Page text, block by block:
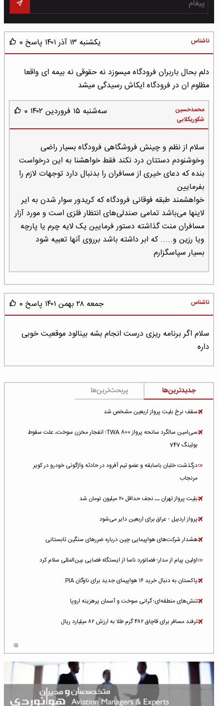
ناشناس یکشنبه ۱۳ آذر ۱۴۰۱ پاسخ 0
دلم بحال باربران فرودگاه میسوزد نه حقوقی نه بیمه ای واقعا
مظلوم ان در فرودگاه ایکاش رسیدگی میشد
محمدحسین
شکوریکلابی
سه‌شنبه ۱۵ فروردین ۱۴۰۲ 0
سلام از نظم و چینش فروشگاهی فرودگاه بسیار راضی
وخوشنودم دستتان درد نکند فقط خواهشنا به این درخواست
بنده که دعای خیری از مسافران را بدنبال دارد توجهات لازم را
بفرمایین
خواهشمند طبقه فوقانی فرودگاه که کریدور سوار شدن به ایر
لاینها می‌باشد تمامی صندلی‌های انتظار فلزی است و مورد آزار
مسافران منت گذاشته دستور فرمایین یک لایه چرم یا پارچه
ویا رزین و..... که ابر داشته باشد برروی آنها تعبیه شود
بسیار سپاسگزارم
ناشناس جمعه ۲۸ بهمن ۱۴۰۱ پاسخ 0
سلام اگر برنامه ریزی درست انجام بشه بینالود موقعیت خوبی
داره
جدیدترین‌ها پربحث‌ترین‌ها
سقف نرخ بلیت پرواز اربعین مشخص شد
سی‌امین سالگرد سانحه پرواز TWA 800؛ انفجار مخزن سوخت، علت سقوط
بوئینگ 747
درگذشت خلبان باسابقه و عضو تیم آفرود در حادثه واژگونی خودرو در کویر
مرنجاب
بلیت پرواز تهران ــ نجف حداقل ۲۰ میلیون تومان شد
پرواز اردبیل - عراق برای اربعین دایر می‌شود
هشدار شرکت‌های هواپیمایی چین درباره ضررهای سنگین تابستانی
اولین پیام از مدار؛ فضانورد ناسا از ایستگاه فضایی بین‌المللی سلام کرد
پاکستان به دنبال خرید ۱۶ هواپیمای جدید برای ناوگان PIA
تنش‌های منطقه‌ای؛ گرانی سوخت و آسمان پرهزینه اروپا
ترفند مسافر برای قاچاق ۴۸۲ گرم طلا به ارزش ۸۲ میلیارد ریال
شلوغ‌ترین فرودگاه‌های اروپا در ۲۰۲۵: لندن، استانبول و پاریس
پخش زنده پرواز سیزدهم موشک استارشیپ اسپیس‌ایکس [جمعه ساعت ۰۱:۴۵]